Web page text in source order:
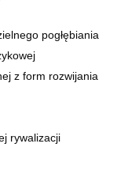
pogłębiania
z form rozwijania
rywalizacji